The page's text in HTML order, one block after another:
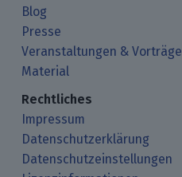
Blog
Presse
Veranstaltungen & Vorträge
Material
Rechtliches
Impressum
Datenschutzerklärung
Datenschutzeinstellungen